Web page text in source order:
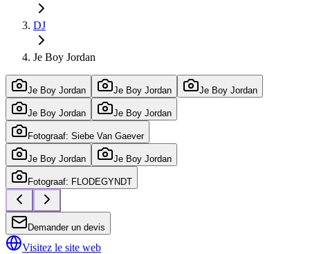
DJ
Je Boy Jordan
Je Boy Jordan Je Boy Jordan Je Boy Jordan
Je Boy Jordan Je Boy Jordan
Fotograaf: Siebe Van Gaever
Je Boy Jordan Je Boy Jordan
Fotograaf: FLODEGYNDT
Demander un devis
Visitez le site web